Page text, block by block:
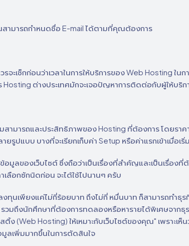
สามารถกำหนดชื่อ E-mail ได้ตามที่คุณต้องการ
จะเช็กก่อนว่าเวลาในการให้บริการของ Web Hosting
ต่างประเทศมักจะเจอปัญหาการติดต่อกับผู้ให้บริก
ามารถและประสิทธิภาพของ Hosting ที่ต้องการ โดยรา
รูปแบบ บางที่จะเรียกเก็บค่า Setup หรือค่าแรกเข้าเมื่อเริ่
อมูลของเว็บไซต์ ซึ่งถือว่าเป็นเรื่องที่สำคัญและเป็นเรื่อ
เลือกซักนิดก่อน จะได้ใช้ไปนานๆ ครับ
นเพียงแค่ไม่กี่ร้อยบาท ถึงไม่กี่ หมื่นบาท ก็สามารถทำธุร
มถึงนักศึกษาที่ต้องการทดลองหรือหารายได้พิเศษจาก
(Web Hosting) ให้เหมาะกับเว็บไซต์ของคุณ" เพราะเห็น
มูลเพิ่มมากขึ้นในการตัดสินใจ